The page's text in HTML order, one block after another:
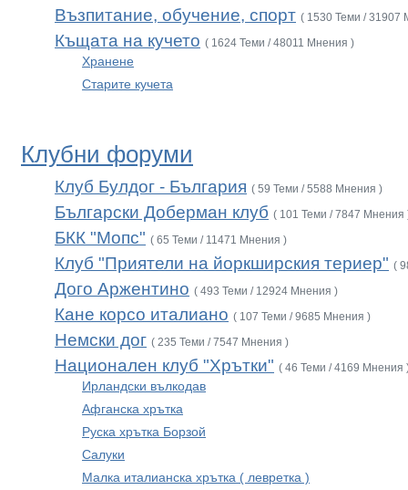
Възпитание, обучение, спорт ( 1530 Теми / 31907
Къщата на кучето ( 1624 Теми / 48011 Мнения )
Хранене
Старите кучета
Клубни форуми
Клуб Булдог - България ( 59 Теми / 5588 Мнения )
Български Доберман клуб ( 101 Теми / 7847 Мнения
БКК "Мопс" ( 65 Теми / 11471 Мнения )
Клуб "Приятели на йоркширския териер" (
Дого Аржентино ( 493 Теми / 12924 Мнения )
Кане корсо италиано ( 107 Теми / 9685 Мнения )
Немски дог ( 235 Теми / 7547 Мнения )
Национален клуб "Хрътки" ( 46 Теми / 4169 Мнения
Ирландски вълкодав
Афганска хрътка
Руска хрътка Борзой
Салуки
Малка италианска хрътка ( левретка )